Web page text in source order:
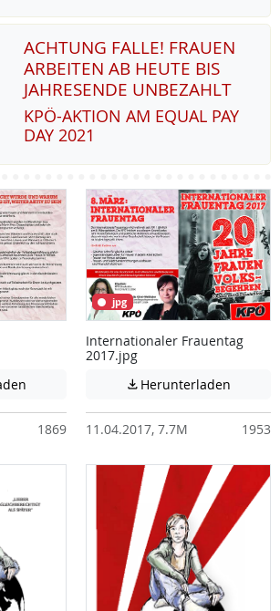
ACHTUNG FALLE! FRAUEN
ARBEITEN AB HEUTE BIS
JAHRESENDE UNBEZAHLT
KPÖ-AK­TI­ON AM EQUAL PAY
DAY 2021
Achtung: Diese Datei enthält unter
1869
jpg
Internationaler Frauentag
2017.jpg
 Herunterladen
11.04.2017, 7.7M 1953